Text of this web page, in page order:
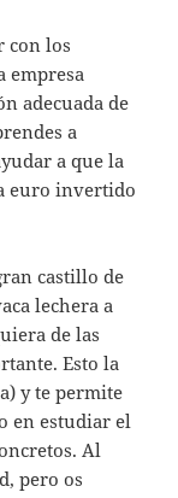
con los
empresa
adecuada de
a
a que la
euro invertido
castillo de
lechera a
de las
Esto la
y te permite
en estudiar el
Al
pero os